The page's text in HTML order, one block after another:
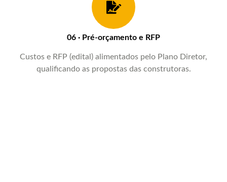
06 · Pré-orçamento e RFP
Custos e RFP (edital) alimentados pelo Plano Diretor,
qualificando as propostas das construtoras.